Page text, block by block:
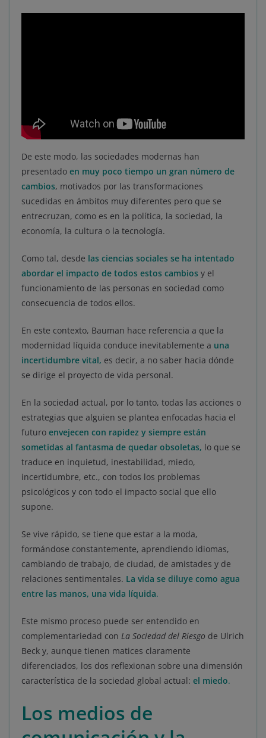
De este modo, las sociedades modernas han
presentado en muy poco tiempo un gran número de
cambios, motivados por las transformaciones
sucedidas en ámbitos muy diferentes pero que se
entrecruzan, como es en la política, la sociedad, la
economía, la cultura o la tecnología.
Como tal, desde las ciencias sociales se ha intentado
abordar el impacto de todos estos cambios y el
funcionamiento de las personas en sociedad como
consecuencia de todos ellos.
En este contexto, Bauman hace referencia a que la
modernidad líquida conduce inevitablemente a una
incertidumbre vital, es decir, a no saber hacia dónde
se dirige el proyecto de vida personal.
En la sociedad actual, por lo tanto, todas las acciones o
estrategias que alguien se plantea enfocadas hacia el
futuro envejecen con rapidez y siempre están
sometidas al fantasma de quedar obsoletas, lo que se
traduce en inquietud, inestabilidad, miedo,
incertidumbre, etc., con todos los problemas
psicológicos y con todo el impacto social que ello
supone.
Se vive rápido, se tiene que estar a la moda,
formándose constantemente, aprendiendo idiomas,
cambiando de trabajo, de ciudad, de amistades y de
relaciones sentimentales. La vida se diluye como agua
entre las manos, una vida líquida.
Este mismo proceso puede ser entendido en
complementariedad con La Sociedad del Riesgo de Ulrich
Beck y, aunque tienen matices claramente
diferenciados, los dos reflexionan sobre una dimensión
característica de la sociedad global actual: el miedo.
Los medios de